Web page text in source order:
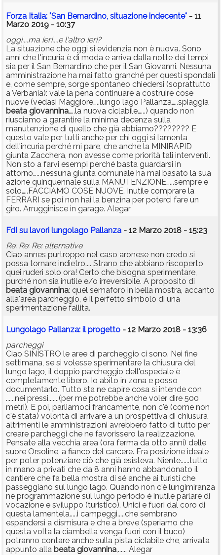
Forza Italia: "San Bernardino, situazione indecente" - 11
Marzo 2019 - 10:37
oggi....ma ieri....e l'altro ieri?
La situazione che oggi si evidenzia non è nuova. Sono
anni che l'incuria è di moda e arriva dalla notte dei tempi
sia per il San Bernardino che per il San Giovanni. Nessuna
amministrazione ha mai fatto granché per questi spondali
e, come sempre, sorge spontaneo chiedersi (soprattutto
a Verbania): vale la pena continuare a costruire cose
nuove (vedasi Maggiore…..lungo lago Pallanza…..spiaggia
beata giovannina…..la nuova ciclabile…...) quando non
riusciamo a garantire la minima decenza sulla
manutenzione di quello che già abbiamo???????? E
questo vale per tutti anche per chi oggi si lamenta
dell'incuria perché mi pare, che anche la MINIRAPID
giunta Zacchera, non avesse come priorità tali interventi.
Non sto a farvi esempi perché basta guardarsi in
attorno…...nessuna giunta comunale ha mai basato la sua
azione quinquennale sulla MANUTENZIONE…...sempre e
solo…..FACCIAMO COSE NUOVE. Inutile comprare la
FERRARI se poi non hai la benzina per poterci fare un
giro. Arrugginisce in garage. Alegar
FdI su lavori lungolago Pallanza - 12 Marzo 2018 - 15:23
Re: Re: Re: alternative
Ciao annes purtroppo nel caso aronese non credo si
possa tornare indietro.... Strano che abbiano riscoperto
quei ruderi solo ora! Certo che bisogna sperimentare,
purché non sia inutile e/o irreversibile. A proposito di
beata giovannina: quel semaforo in bella mostra, accanto
alla'area parcheggio, è il perfetto simbolo di una
sperimentazione fallita.
Lungolago Pallanza: il progetto - 12 Marzo 2018 - 13:36
parcheggi
Ciao SINISTRO le aree di parcheggio ci sono. Nei fine
settimana, se si volesse sperimentare la chiusura del
lungo lago, il doppio parcheggio dell'ospedale è
completamente libero. Io abito in zona e posso
documentarlo. Tutto sta ne capire cosa si intende con
......nei pressi.......(per me potrebbe anche voler dire 500
metri). E poi, parliamoci francamente, non c'è (come non
c'è stata) volontà di arrivare a un prospettiva di chiusura
altrimenti le amministrazioni avrebbero fatto di tutto per
creare parcheggi che ne favorissero la realizzazione.
Pensate alla vecchia area (ora ferma da otto anni) delle
suore Orsoline, a fianco del carcere. Era posizione ideale
per poter potenziare ciò che già esisteva. Niente......tutto
in mano a privati che da 8 anni hanno abbandonato il
cantiere che fa bella mostra di sé anche ai turisti che
passeggiano sul lungo lago. Quando non c'è lungimiranza
ne programmazione sul lungo periodo è inutile parlare di
vocazione e sviluppo (turistico). Unici e fuori dal coro di
questa lamentela.....i campeggi.....che sembrano
espandersi a dismisura e che a breve (speriamo che
questa volta la ciambella venga fuori con il buco)
potranno contare anche sulla pista ciclabile che, arrivata
appunto alla beata giovannina,...... Alegar